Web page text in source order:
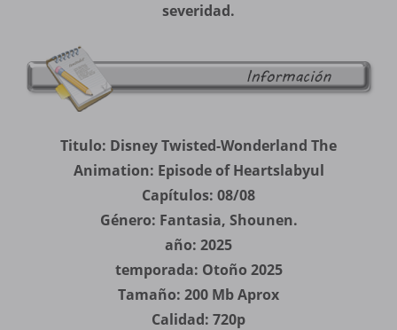
severidad.
Titulo: Disney Twisted-Wonderland The
Animation: Episode of Heartslabyul
Capítulos: 08/08
Género: Fantasia, Shounen.
año: 2025
temporada: Otoño 2025
Tamaño: 200 Mb Aprox
Calidad: 720p